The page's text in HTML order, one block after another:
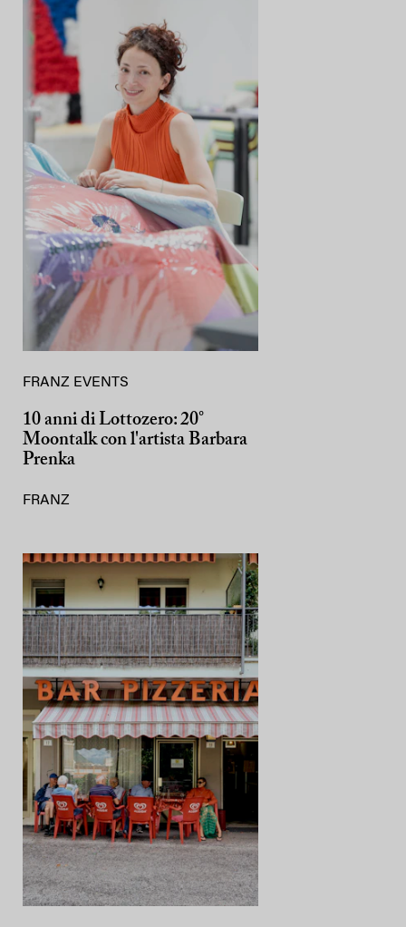
FRANZ EVENTS
10 anni di Lottozero: 20°
Moontalk con l'artista Barbara
Prenka
FRANZ